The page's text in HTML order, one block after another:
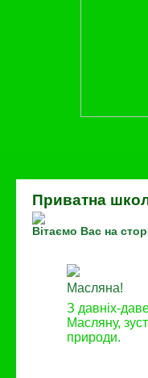
Приватна
Вітаємо Вас на
Масляна!
З давніх-
Масляну,
природи.